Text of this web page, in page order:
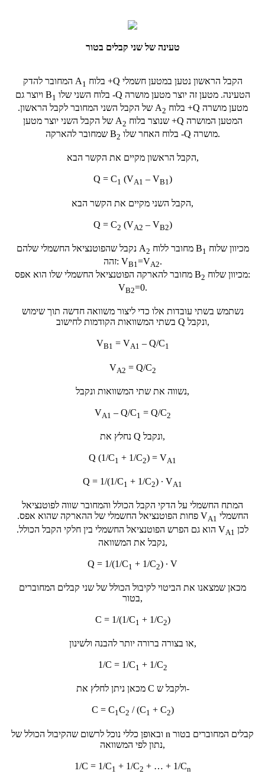
טעינה של שני קבלים בטור
הקבל הראשון נטען במטען חשמלי +Q בלוח A1
המחובר להדק
הטעינה. מטען זה יוצר מטען מושרה -Q בלוח השני שלו B1
ויוצר גם
מטען מושרה +Q בלוח A2
של הקבל השני המחובר לקבל הראשון.
המטען המושרה +Q שנוצר בלוח A2
של הקבל השני יוצר מטען
מושרה -Q בלוח האחר שלו B2 שמחובר להארקה.
הקבל הראשון מקיים את הקשר הבא,
Q = C1 (VA1 – VB1)
הקבל השני מקיים את הקשר הבא,
Q = C2 (VA2 – VB2)
מכיוון שלוח B1 מחובר ללוח A2
נקבל שהפוטנציאל החשמלי שלהם
זהה: VB1=VA2.
מכיוון שלוח
B2
מחובר להארקה הפוטנציאל החשמלי שלו הוא אפס:
VB2=0.
נשתמש בשתי עובדות אלו כדי ליצור משוואה חדשה תוך שימוש
בשתי המשוואות הקודמות לחישוב Q ונקבל,
VB1 = VA1 – Q/C1
VA2 = Q/C2
נשווה את שתי המשוואות ונקבל,
VA1 – Q/C1 = Q/C2
נחלץ את Q ונקבל,
Q (1/C1 + 1/C2) = VA1
Q = 1/(1/C1 + 1/C2) ∙ VA1
המתח החשמלי על הדקי הקבל הכולל והמחובר שווה לפוטנציאל
החשמלי
VA1
פחות הפוטנציאל החשמלי של ההארקה שהוא אפס.
לכן
VA1
הוא גם הפרש הפוטנציאל החשמלי בין חלקי הקבל הכולל.
נקבל את המשוואה,
Q = 1/(1/C1 + 1/C2) ∙ V
מכאן שמצאנו את הביטוי לקיבול הכולל של שני קבלים המחוברים
בטור,
C = 1/(1/C1 + 1/C2)
או בצורה ברורה יותר להבנה ולשינון,
1/C = 1/C1 + 1/C2
מכאן ניתן לחלץ את C ולקבל ש-
C = C1C2 / (C1 + C2)
ובאופן כללי נוכל לרשום שהקיבול הכולל של n קבלים המחוברים בטור
נתון לפי המשוואה,
1/C = 1/C1 + 1/C2 + … + 1/Cn